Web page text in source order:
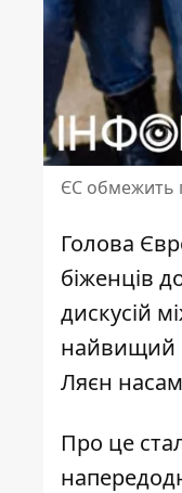
ЄС обмежить
Голова
біженців
дискусій
найвищий
Ляєн
Про це